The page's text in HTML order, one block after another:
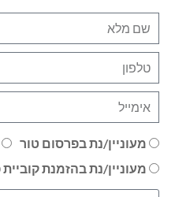
מעוניין/נת בפרסום טור
מעוניין/נת בהזמנת